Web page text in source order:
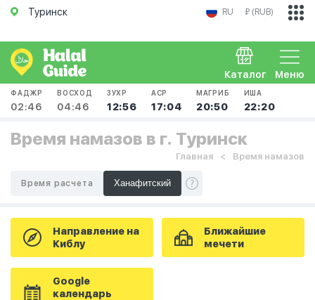
Туринск RU ₽ (RUB)
Меню
Каталог
ФАДЖР
02:46
ВОСХОД
04:46
ЗУХР
12:56
АСР
17:04
МАГРИБ
20:50
ИША
22:20
Время намазов в г. Туринск
Главная Время намазов
Время расчета
Направление на
Киблу
Ближайшие
мечети
Google
календарь